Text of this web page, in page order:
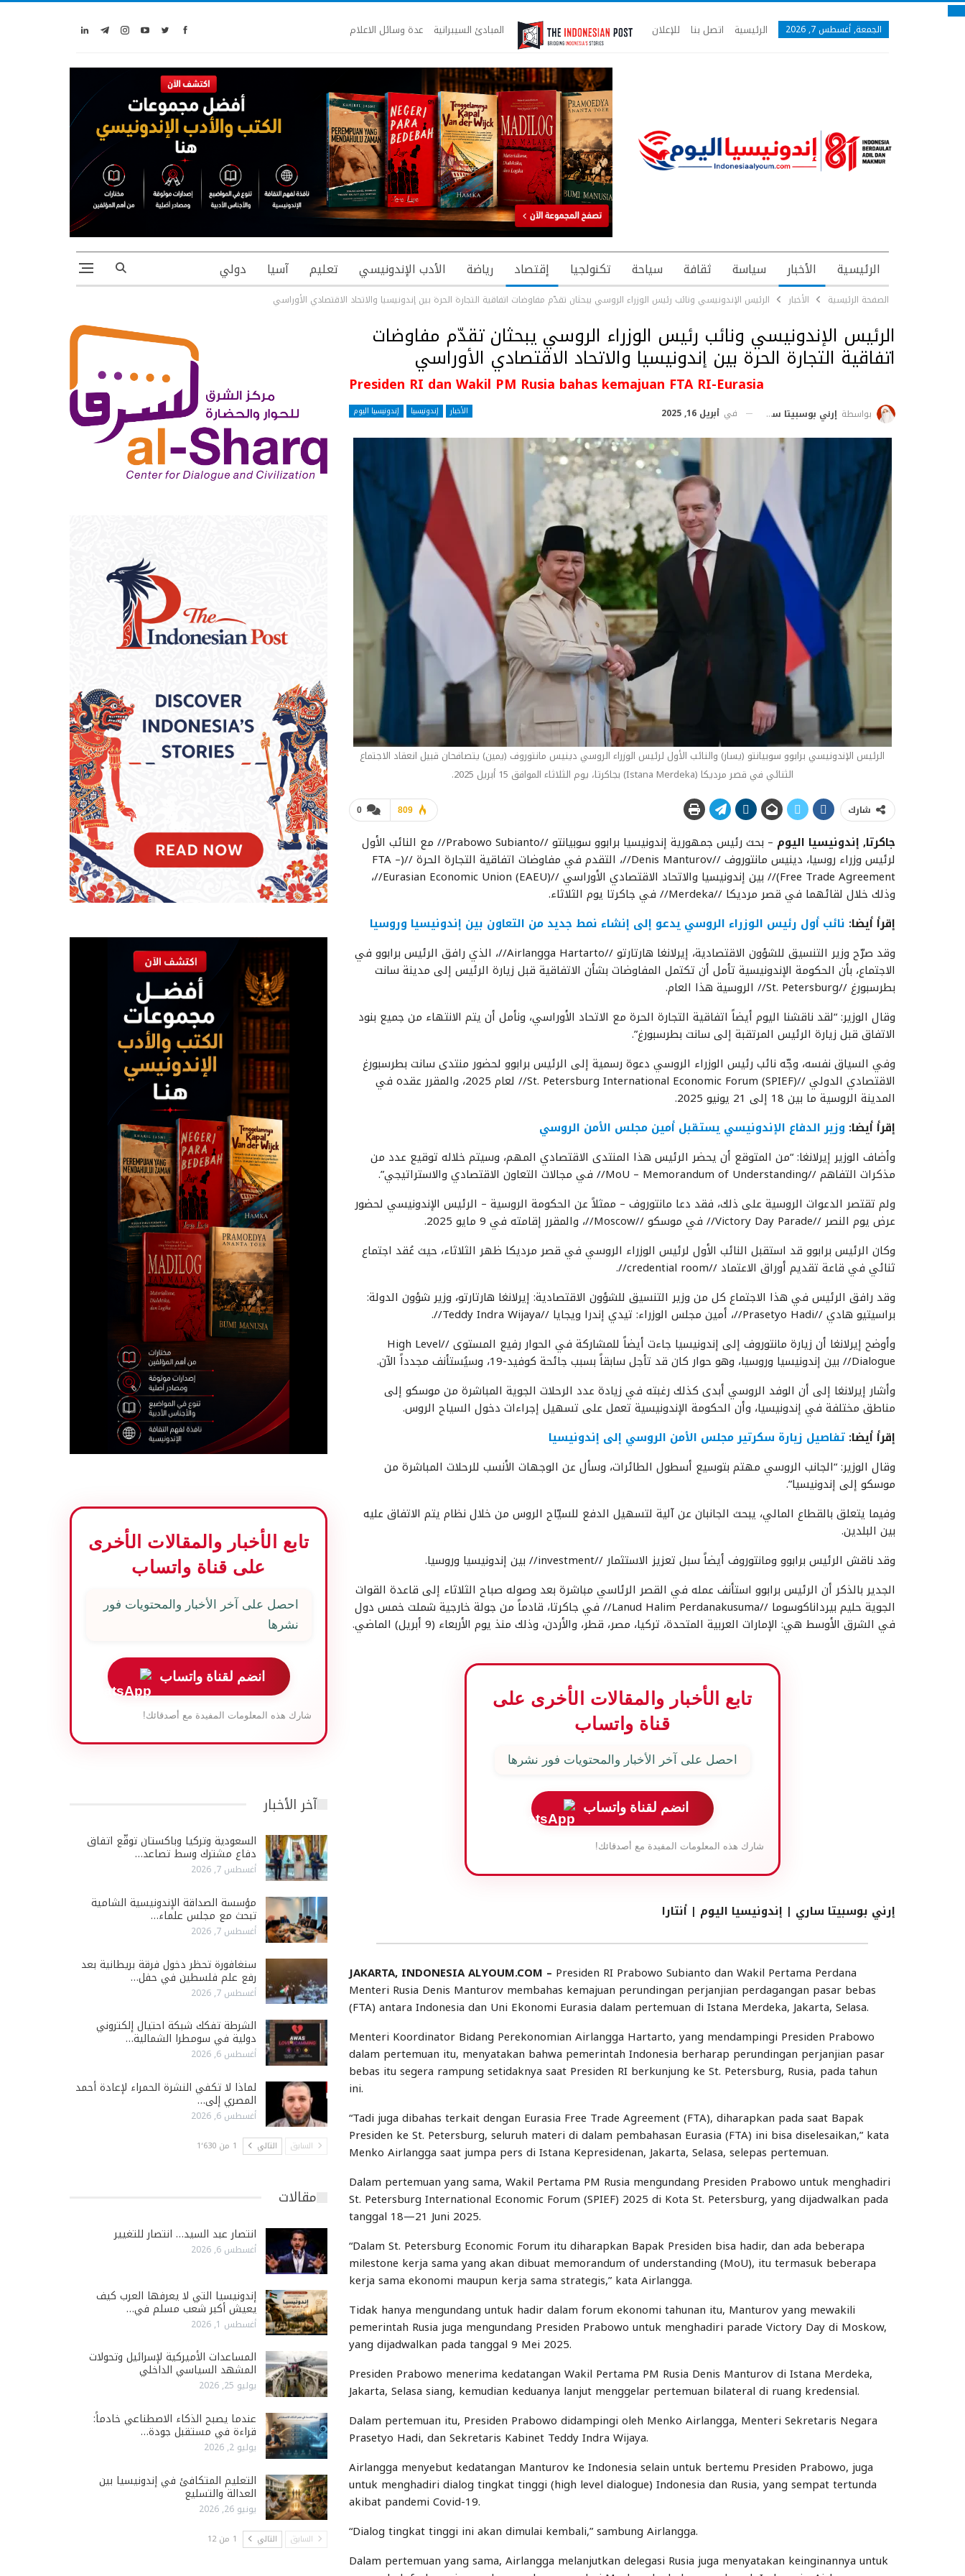
الجمعة, أغسطس 7, 2026 الرئيسية اتصل بنا للإعلان المبادئ السيبرانية عدة وسائل الاعلام
الرئيسية الأخبار سياسة ثقافة سياحة تكنولجيا إقتصاد رياضة الأدب الإندونيسي تعليم آسيا دولي
الصفحة الرئيسية الأخبار الرئيس الإندونيسي ونائب رئيس الوزراء الروسي يبحثان تقدّم مفاوضات اتفاقية التجارة الحرة بين إندونيسيا والاتحاد الاقتصادي الأوراسي
الرئيس الإندونيسي ونائب رئيس الوزراء الروسي يبحثان تقدّم مفاوضات
اتفاقية التجارة الحرة بين إندونيسيا والاتحاد الاقتصادي الأوراسي
Presiden RI dan Wakil PM Rusia bahas kemajuan FTA RI-Eurasia
الأخبار إندونيسيا إندونيسيا اليوم بواسطة إرني بوسبيتا ساري في أبريل 16, 2025
الرئيس الإندونيسي برابوو سوبيانتو (يسار) والنائب الأول لرئيس الوزراء الروسي دينيس مانتوروف (يمين) يتصافحان قبيل انعقاد الاجتماع
الثنائي في قصر مرديكا (Istana Merdeka) بجاكرتا، يوم الثلاثاء الموافق 15 أبريل 2025.
0 809 شارك
جاكرتا, إندونيسيا اليوم
– بحث رئيس جمهورية إندونيسيا برابوو سوبيانتو //Prabowo Subianto// مع النائب الأول
لرئيس وزراء روسيا، دينيس مانتوروف //Denis Manturov//، التقدم في مفاوضات اتفاقية التجارة الحرة //(FTA –
Free Trade Agreement)// بين إندونيسيا والاتحاد الاقتصادي الأوراسي //Eurasian Economic Union (EAEU)//،
وذلك خلال لقائهما في قصر مرديكا //Merdeka// في جاكرتا يوم الثلاثاء.
إقرأ أيضا: نائب أول رئيس الوزراء الروسي يدعو إلى إنشاء نمط جديد من التعاون بين إندونيسيا وروسيا
وقد صرّح وزير التنسيق للشؤون الاقتصادية، إيرلانغا هارتارتو //Airlangga Hartarto//، الذي رافق الرئيس برابوو في
الاجتماع، بأن الحكومة الإندونيسية تأمل أن تكتمل المفاوضات بشأن الاتفاقية قبل زيارة الرئيس إلى مدينة سانت
بطرسبورغ //St. Petersburg// الروسية هذا العام.
وقال الوزير: “لقد ناقشنا اليوم أيضاً اتفاقية التجارة الحرة مع الاتحاد الأوراسي، ونأمل أن يتم الانتهاء من جميع بنود
الاتفاق قبل زيارة الرئيس المرتقبة إلى سانت بطرسبورغ”.
وفي السياق نفسه، وجّه نائب رئيس الوزراء الروسي دعوة رسمية إلى الرئيس برابوو لحضور منتدى سانت بطرسبورغ
الاقتصادي الدولي //St. Petersburg International Economic Forum (SPIEF)// لعام 2025، والمقرر عقده في
المدينة الروسية ما بين 18 إلى 21 يونيو 2025.
إقرأ أيضا: وزير الدفاع الإندونيسي يستقبل أمين مجلس الأمن الروسي
وأضاف الوزير إيرلانغا: “من المتوقع أن يحضر الرئيس هذا المنتدى الاقتصادي المهم، وسيتم خلاله توقيع عدد من
مذكرات التفاهم //MoU – Memorandum of Understanding// في مجالات التعاون الاقتصادي والاستراتيجي”.
ولم تقتصر الدعوات الروسية على ذلك، فقد دعا مانتوروف – ممثلاً عن الحكومة الروسية – الرئيس الإندونيسي لحضور
عرض يوم النصر //Victory Day Parade// في موسكو //Moscow//، والمقرر إقامته في 9 مايو 2025.
وكان الرئيس برابوو قد استقبل النائب الأول لرئيس الوزراء الروسي في قصر مرديكا ظهر الثلاثاء، حيث عُقد اجتماع
ثنائي في قاعة تقديم أوراق الاعتماد //credential room//.
وقد رافق الرئيس في هذا الاجتماع كل من وزير التنسيق للشؤون الاقتصادية: إيرلانغا هارتارتو، وزير شؤون الدولة:
براسيتيو هادي //Prasetyo Hadi//، أمين مجلس الوزراء: تيدي إندرا ويجايا //Teddy Indra Wijaya//.
وأوضح إيرلانغا أن زيارة مانتوروف إلى إندونيسيا جاءت أيضاً للمشاركة في الحوار رفيع المستوى //High Level
Dialogue// بين إندونيسيا وروسيا، وهو حوار كان قد تأجل سابقاً بسبب جائحة كوفيد-19، وسيُستأنف مجدداً الآن.
وأشار إيرلانغا إلى أن الوفد الروسي أبدى كذلك رغبته في زيادة عدد الرحلات الجوية المباشرة من موسكو إلى
مناطق مختلفة في إندونيسيا، وأن الحكومة الإندونيسية تعمل على تسهيل إجراءات دخول السياح الروس.
إقرأ أيضا: تفاصيل زيارة سكرتير مجلس الأمن الروسي إلى إندونيسيا
وقال الوزير: “الجانب الروسي مهتم بتوسيع أسطول الطائرات، وسأل عن الوجهات الأنسب للرحلات المباشرة من
موسكو إلى إندونيسيا”.
وفيما يتعلق بالقطاع المالي، يبحث الجانبان عن آلية لتسهيل الدفع للسيّاح الروس من خلال نظام يتم الاتفاق عليه
بين البلدين.
وقد ناقش الرئيس برابوو ومانتوروف أيضاً سبل تعزيز الاستثمار //investment// بين إندونيسيا وروسيا.
الجدير بالذكر أن الرئيس برابوو استأنف عمله في القصر الرئاسي مباشرة بعد وصوله صباح الثلاثاء إلى قاعدة القوات
الجوية حليم بيرداناكوسوما //Lanud Halim Perdanakusuma// في جاكرتا، قادماً من جولة خارجية شملت خمس دول
في الشرق الأوسط هي: الإمارات العربية المتحدة، تركيا، مصر، قطر، والأردن، وذلك منذ يوم الأربعاء (9 أبريل) الماضي.
تابع الأخبار والمقالات الأخرى على
قناة واتساب
احصل على آخر الأخبار والمحتويات فور نشرها
انضم لقناة واتساب
شارك هذه المعلومات المفيدة مع أصدقائك!
إرني بوسبيتا ساري | إندونيسيا اليوم | أنتارا
JAKARTA, INDONESIA ALYOUM.COM – Presiden RI Prabowo Subianto dan Wakil Pertama Perdana
Menteri Rusia Denis Manturov membahas kemajuan perundingan perjanjian perdagangan pasar bebas
(FTA) antara Indonesia dan Uni Ekonomi Eurasia dalam pertemuan di Istana Merdeka, Jakarta, Selasa.
Menteri Koordinator Bidang Perekonomian Airlangga Hartarto, yang mendampingi Presiden Prabowo
dalam pertemuan itu, menyatakan bahwa pemerintah Indonesia berharap perundingan perjanjian pasar
bebas itu segera rampung setidaknya saat Presiden RI berkunjung ke St. Petersburg, Rusia, pada tahun
ini.
“Tadi juga dibahas terkait dengan Eurasia Free Trade Agreement (FTA), diharapkan pada saat Bapak
Presiden ke St. Petersburg, seluruh materi di dalam pembahasan Eurasia (FTA) ini bisa diselesaikan,” kata
Menko Airlangga saat jumpa pers di Istana Kepresidenan, Jakarta, Selasa, selepas pertemuan.
Dalam pertemuan yang sama, Wakil Pertama PM Rusia mengundang Presiden Prabowo untuk menghadiri
St. Petersburg International Economic Forum (SPIEF) 2025 di Kota St. Petersburg, yang dijadwalkan pada
tanggal 18—21 Juni 2025.
“Dalam St. Petersburg Economic Forum itu diharapkan Bapak Presiden bisa hadir, dan ada beberapa
milestone kerja sama yang akan dibuat memorandum of understanding (MoU), itu termasuk beberapa
kerja sama ekonomi maupun kerja sama strategis,” kata Airlangga.
Tidak hanya mengundang untuk hadir dalam forum ekonomi tahunan itu, Manturov yang mewakili
pemerintah Rusia juga mengundang Presiden Prabowo untuk menghadiri parade Victory Day di Moskow,
yang dijadwalkan pada tanggal 9 Mei 2025.
Presiden Prabowo menerima kedatangan Wakil Pertama PM Rusia Denis Manturov di Istana Merdeka,
Jakarta, Selasa siang, kemudian keduanya lanjut menggelar pertemuan bilateral di ruang kredensial.
Dalam pertemuan itu, Presiden Prabowo didampingi oleh Menko Airlangga, Menteri Sekretaris Negara
Prasetyo Hadi, dan Sekretaris Kabinet Teddy Indra Wijaya.
Airlangga menyebut kedatangan Manturov ke Indonesia selain untuk bertemu Presiden Prabowo, juga
untuk menghadiri dialog tingkat tinggi (high level dialogue) Indonesia dan Rusia, yang sempat tertunda
akibat pandemi Covid-19.
“Dialog tingkat tinggi ini akan dimulai kembali,” sambung Airlangga.
Dalam pertemuan yang sama, Airlangga melanjutkan delegasi Rusia juga menyatakan keinginannya untuk
تابع الأخبار والمقالات الأخرى
على قناة واتساب
احصل على آخر الأخبار والمحتويات فور
نشرها
انضم لقناة واتساب
شارك هذه المعلومات المفيدة مع أصدقائك!
آخر الأخبار
السعودية وتركيا وباكستان توقّع اتفاق
دفاع مشترك وسط تصاعد…
أغسطس 7, 2026
مؤسسة الصداقة الإندونيسية الشامية
تبحث مع مجلس علماء…
أغسطس 7, 2026
سنغافورة تحظر دخول فرقة بريطانية بعد
رفع علم فلسطين في حفل…
أغسطس 7, 2026
الشرطة تفكك شبكة احتيال إلكتروني
دولية في سومطرا الشمالية…
أغسطس 6, 2026
لماذا لا تكفي النشرة الحمراء لإعادة أحمد
المصري إلى…
أغسطس 6, 2026
السابق التالي 1 من 1٬630
مقالات
انتصار عبد السيد… انتصار للتغيير
أغسطس 6, 2026
إندونيسيا التي لا يعرفها العرب كيف
يعيش أكبر شعب مسلم في…
أغسطس 1, 2026
المساعدات الأميركية لإسرائيل وتحولات
المشهد السياسي الداخلي
يوليو 25, 2026
عندما يصبح الذكاء الاصطناعي خادماً:
قراءة في مستقبل جودة…
يوليو 2, 2026
التعليم المتكافئ في إندونيسيا بين
العدالة والتسليع
يونيو 26, 2026
السابق التالي 1 من 12